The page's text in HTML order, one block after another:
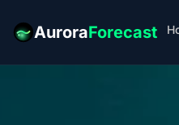
AuroraForecast